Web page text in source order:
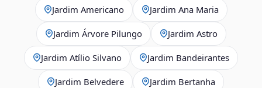
Jardim Americano Jardim Ana Maria
Jardim Árvore Pilungo Jardim Astro
Jardim Atílio Silvano Jardim Bandeirantes
Jardim Belvedere Jardim Bertanha